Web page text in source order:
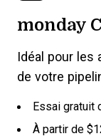
monday
Idéal pour
de votre
Essai gratuit
À partir de